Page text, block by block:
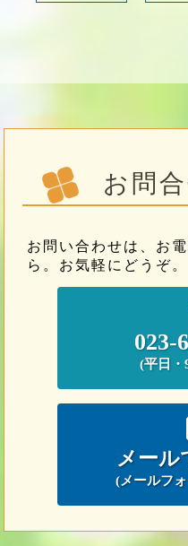
お問
お問い合わせは、お
ら。お気軽にどうぞ。
023-
(平日・
メール
(メールフ